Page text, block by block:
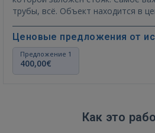
трубы, всё. Объект находится в
Ценовые предложения от
Предложение 1
400,00€
Как это